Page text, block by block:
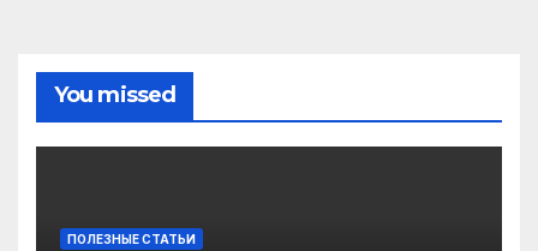
You missed
ПОЛЕЗНЫЕ СТАТЬИ